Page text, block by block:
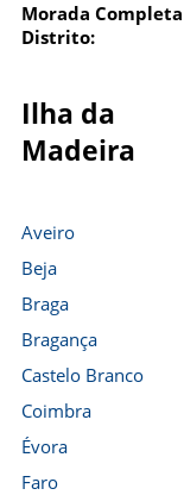
Morada Completa
Distrito:
Ilha da
Madeira
Aveiro
Beja
Braga
Bragança
Castelo Branco
Coimbra
Évora
Faro